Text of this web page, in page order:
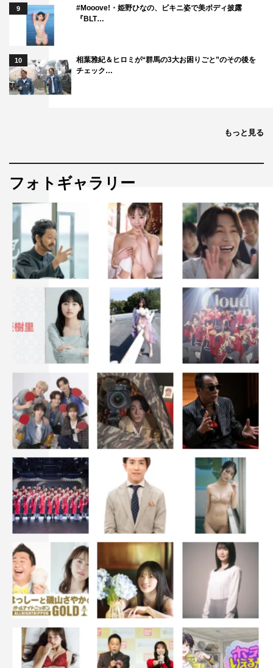
9
#Mooove!・姫野ひなの、ビキニ姿で美ボディ披露
『BLT…
10
相葉雅紀＆ヒロミが“群馬の3大お困りごと”のその後を
チェック…
もっと見る
フォトギャラリー